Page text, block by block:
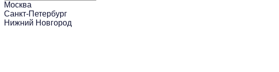
Москва
Санкт-Петербург
Нижний Новгород